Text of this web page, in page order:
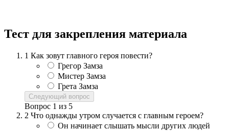
Тест для закрепления материала
1 Как зовут главного героя повести?
Грегор Замза
Мистер Замза
Грета Замза
Следующий вопрос
Вопрос 1 из 5
2 Что однажды утром случается с главным героем?
Он начинает слышать мысли других людей